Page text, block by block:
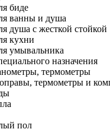
биде
ванны и душа
душа с жесткой стойкой
кухни
умывальника
назначения
термометры
термометры и
пол